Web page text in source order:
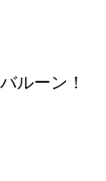
ルーン！